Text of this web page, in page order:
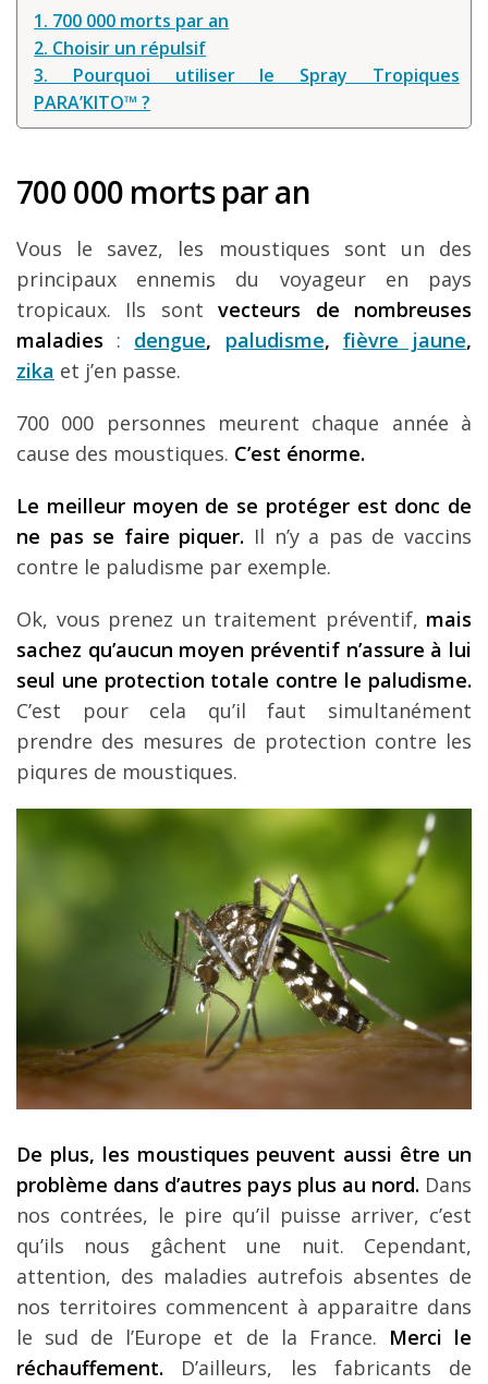
Outils pour voyageur
Sites utiles
Assurance voyage !
voyage !
Louer une voiture !
Mes guides voyage
L’auteur
1. 700 000 morts par an
2. Choisir un répulsif
3. Pourquoi utiliser le Spray Tropiques
PARA’KITO™ ?
700 000 morts par an
Vous le savez, les moustiques sont un des
principaux ennemis du voyageur en pays
tropicaux. Ils sontvecteurs de nombreuses
maladies : dengue, paludisme, fièvre jaune,
zika et j’en passe.
700 000 personnes meurent chaque année à
cause des moustiques. C’est énorme.
Le meilleur moyen de se protéger est donc de
ne pas se faire piquer. Il n’y a pas de vaccins
contre le paludisme par exemple.
Ok, vous prenez un traitement préventif, mais
sachez qu’aucun moyen préventif n’assure à lui
seul une protection totale contre le paludisme.
C’est pour cela qu’il faut simultanément
prendre des mesures de protection contre les
piqures de moustiques.
De plus, les moustiques peuvent aussi être un
problème dans d’autres pays plus au nord. Dans
nos contrées, le pire qu’il puisse arriver, c’est
qu’ils nous gâchent une nuit. Cependant,
attention, des maladies autrefois absentes de
nos territoires commencent à apparaitre dans
le sud de l’Europe et de la France. Merci le
réchauffement. D’ailleurs, les fabricants de